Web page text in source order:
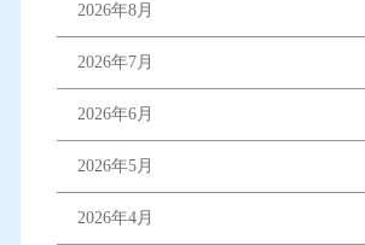
2026年8月
2026年7月
2026年6月
2026年5月
2026年4月